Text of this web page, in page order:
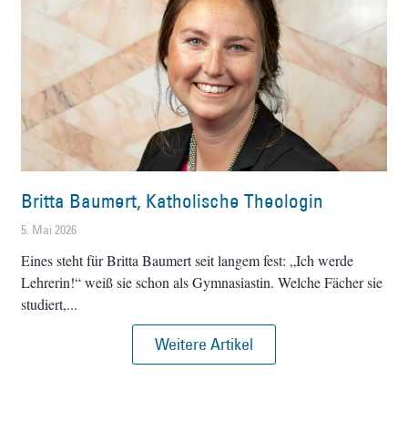
Britta Baumert, Katholische Theologin
5. Mai 2026
Eines steht für Britta Baumert seit langem fest: „Ich werde
Lehrerin!“ weiß sie schon als Gymnasiastin. Welche Fächer sie
studiert,
Weitere Artikel